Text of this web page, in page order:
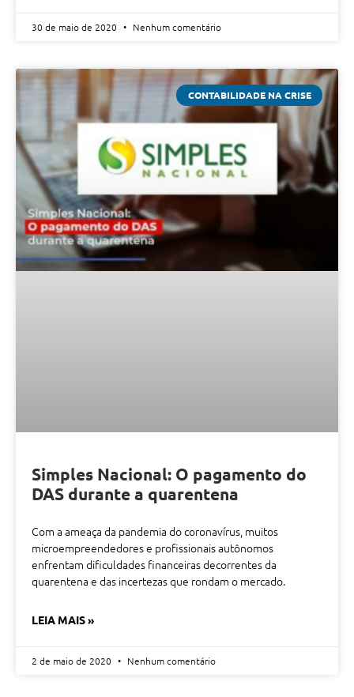
30 de maio de 2020 Nenhum comentário
CONTABILIDADE NA CRISE
Simples Nacional: O pagamento do
DAS durante a quarentena
Com a ameaça da pandemia do coronavírus, muitos
microempreendedores e profissionais autônomos
enfrentam dificuldades financeiras decorrentes da
quarentena e das incertezas que rondam o mercado.
LEIA MAIS »
2 de maio de 2020 Nenhum comentário